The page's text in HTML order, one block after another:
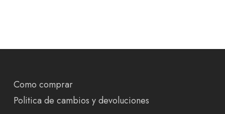
Como comprar
Politica de cambios y devoluciones